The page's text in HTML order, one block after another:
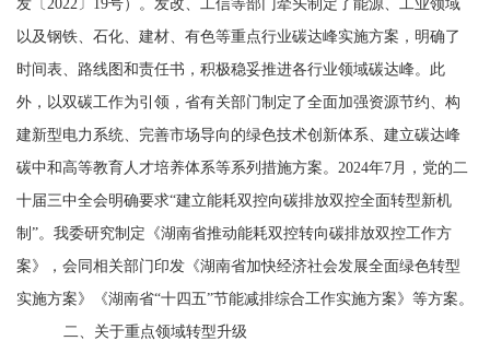
发〔 2022 〕 19号） 。 发改、工信等部门牵头制定了能源、工业领域
以及钢铁、石化、建材、有色等重点行业碳达峰实施方案，明确了
时间表、路线图和责任书 ，积极稳妥推进各行业领域碳达峰。此
外， 以双碳工作为引领，省有关部门制定了全面加强资源节约、构
建新型电力系统、完善市场导向的绿色技术创新体系、建立碳达峰
碳中和高等教育人才培养体系等系列措施方案。 2024年7 月，党的二
十届三中全会明确要求“建立能耗双控向碳排放双控全面转型新机
制”。我委研究制定《湖南省推动能耗双控转向碳排放双控工作方
案》，会同相关部门印发《湖南省加快经济社会发展全面绿色转型
实施方案》《湖南省“十四五”节能减排综合工作实施方案》等方案。
二、关于重点领域转型升级